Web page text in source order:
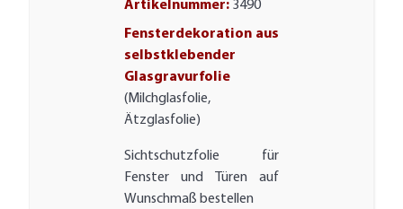
Artikelnummer:3490
Fensterdekoration aus
selbstklebender
Glasgravurfolie
(Milchglasfolie,
Sichtschutzfolie für
Fenster und Türen auf